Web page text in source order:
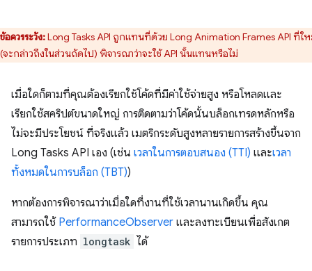
ข้อควรระวัง:Long Tasks API ถูกแทนที่ด้วย Long Animation Frames API ที่ใ
จะกล่าวถึงในส่วนถัดไป) พิจารณาว่าจะใช้ API นั้นแทนหรือไม่
เมื่อใดก็ตามที่คุณต้องเรียกใช้โค้ดที่มีค่าใช้จ่ายสูง หรือโหลดและ
เรียกใช้สคริปต์ขนาดใหญ่ การติดตามว่าโค้ดนั้นบล็อกเทรดหลักหรือ
ไม่จะมีประโยชน์ ที่จริงแล้ว เมตริกระดับสูงหลายรายการสร้างขึ้นจาก
Long Tasks API เอง (เช่น เวลาในการตอบสนอง (TTI) และเวลา
ทั้งหมดในการบล็อก (TBT))
หากต้องการพิจารณาว่าเมื่อใดที่งานที่ใช้เวลานานเกิดขึ้น คุณ
สามารถใช้ PerformanceObserver และลงทะเบียนเพื่อสังเกต
รายการประเภท longtask ได้